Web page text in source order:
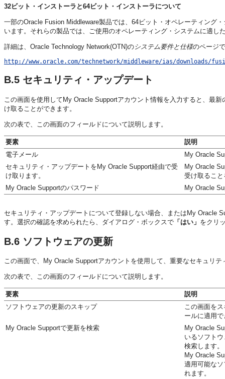
32ビット・インストーラと64ビット・インストーラについて
一部のOracle Fusion Middleware製品では、64ビット・オペレーティング
います。それらの製品では、ご使用のオペレーティング・システムに適し
詳細は、Oracle Technology Network(OTN)の システム要件と仕様のページ
http://www.oracle.com/technetwork/middleware/ias/downloads/
B.5 セキュリティ・アップデート
この画面を使用してMy Oracle Supportアカウント情報を入力すると、最
け取ることができます。
次の表で、この画面のフィールドについて説明します。
要素
説明
電子メール
My Oracle
セキュリティ・アップデートをMy Oracle Support経由で受
け取ります。
My Oracle
受け取るこ
My Oracle Supportのパスワード
My Oracle
セキュリティ・アップデートについて登録しない場合、またはMy Oracle
す。選択の確認を求められたら、ダイアログ・ボックスで 「はい」 をクリ
B.6 ソフトウェアの更新
この画面で、My Oracle Supportアカウントを使用して、重要なセキュリ
次の表で、この画面のフィールドについて説明します。
要素
説明
ソフトウェアの更新のスキップ
この画面を
ールに適用
My Oracle Supportで更新を検索
My Oracle
いるソフト
検索します。
My Oracle
適用可能な
れます。